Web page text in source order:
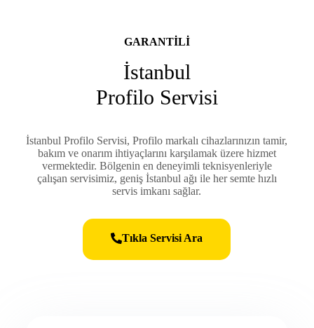
GARANTILI
İstanbul
Profilo Servisi
İstanbul Profilo Servisi, Profilo markalı cihazlarınızın tamir,
bakım ve onarım ihtiyaçlarını karşılamak üzere hizmet
vermektedir. Bölgenin en deneyimli teknisyenleriyle
çalışan servisimiz, geniş İstanbul ağı ile her semte hızlı
servis imkanı sağlar.
Tıkla Servisi Ara